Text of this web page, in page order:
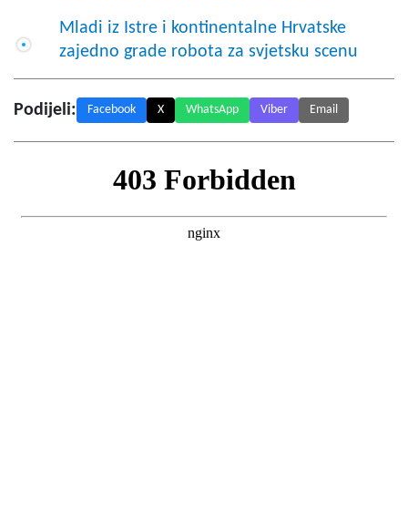
Mladi iz Istre i kontinentalne Hrvatske
zajedno grade robota za svjetsku scenu
Podijeli: Facebook X WhatsApp Viber Email